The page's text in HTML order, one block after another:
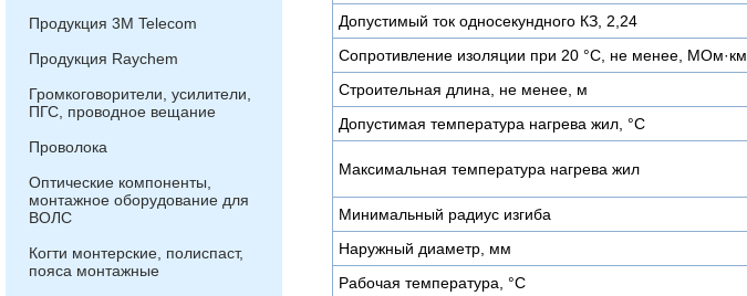
Продукция 3М Telecom
Продукция Raychem
Громкоговорители, усилители,
ПГС, проводное вещание
Проволока
Оптические компоненты,
монтажное оборудование для
ВОЛС
Когти монтерские, полиспаст,
пояса монтажные
Допустимый ток односекундного КЗ, 2,24
Сопротивление изоляции при 20 °С, не менее, МОм·км
Строительная длина, не менее, м
Допустимая температура нагрева жил, °C
Максимальная температура нагрева жил
Минимальный радиус изгиба
Наружный диаметр, мм
Рабочая температура, °C